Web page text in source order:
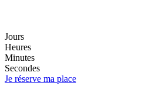
Jours
Heures
Minutes
Secondes
Je réserve ma place